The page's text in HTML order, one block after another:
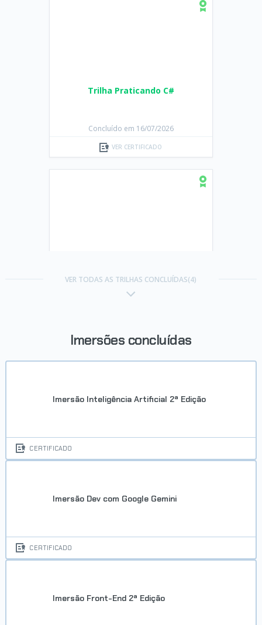
Trilha Praticando C#
Concluído em 16/07/2026
VER CERTIFICADO
VER TODAS AS TRILHAS CONCLUÍDAS(4)
Imersões concluídas
Imersão Inteligência Artificial 2ª Edição
CERTIFICADO
Imersão Dev com Google Gemini
CERTIFICADO
Imersão Front-End 2ª Edição